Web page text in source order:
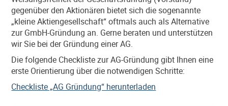
gegenüber den Aktionären bietet sich die sogenannte
„kleine Aktiengesellschaft“ oftmals auch als Alternative
zur GmbH-Gründung an. Gerne beraten und unterstützen
wir Sie bei der Gründung einer AG.
Die folgende Checkliste zur AG-Gründung gibt Ihnen eine
erste Orientierung über die notwendigen Schritte:
Checkliste „AG Gründung“ herunterladen